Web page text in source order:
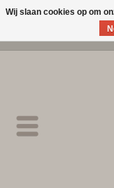
BIJ ELISE
Wij slaan cookies op om